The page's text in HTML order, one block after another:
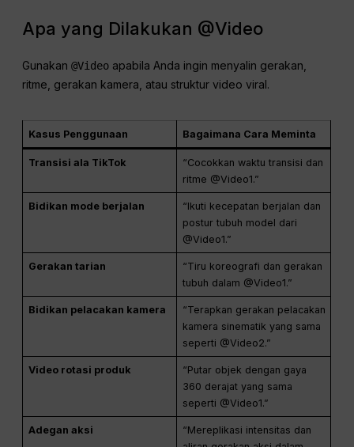
Apa yang Dilakukan @Video
Gunakan@Video apabila Anda ingin menyalin gerakan,
ritme, gerakan kamera, atau struktur video viral.
Kasus Penggunaan Bagaimana Cara Meminta
Transisi ala TikTok
“Cocokkan waktu transisi dan
ritme @Video1.”
Bidikan mode berjalan
“Ikuti kecepatan berjalan dan
postur tubuh model dari
@Video1.”
Gerakan tarian
“Tiru koreografi dan gerakan
tubuh dalam @Video1.”
Bidikan pelacakan kamera
“Terapkan gerakan pelacakan
kamera sinematik yang sama
seperti @Video2.”
Video rotasi produk
“Putar objek dengan gaya
360 derajat yang sama
seperti @Video1.”
Adegan aksi
“Mereplikasi intensitas dan